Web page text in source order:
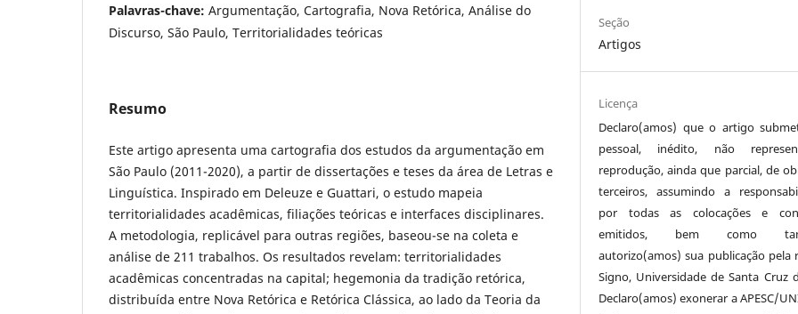
Palavras-chave: Argumentação, Cartografia, Nova Retórica, Análise do
Discurso, São Paulo, Territorialidades teóricas
Resumo
Este artigo apresenta uma cartografia dos estudos da argumentação em
São Paulo (2011-2020), a partir de dissertações e teses da área de Letras e
Linguística. Inspirado em Deleuze e Guattari, o estudo mapeia
territorialidades acadêmicas, filiações teóricas e interfaces disciplinares.
A metodologia, replicável para outras regiões, baseou-se na coleta e
análise de 211 trabalhos. Os resultados revelam: territorialidades
acadêmicas concentradas na capital; hegemonia da tradição retórica,
distribuída entre Nova Retórica e Retórica Clássica, ao lado da Teoria da
Seção
Artigos
Licença
Declaro(amos) que o artigo
pessoal, inédito, não
reprodução, ainda que parcial, de
terceiros, assumindo a
por todas as colocações e
emitidos, bem como
autorizo(amos) sua publicação pela
Signo, Universidade de Santa Cruz
Declaro(amos) exonerar a APESC/